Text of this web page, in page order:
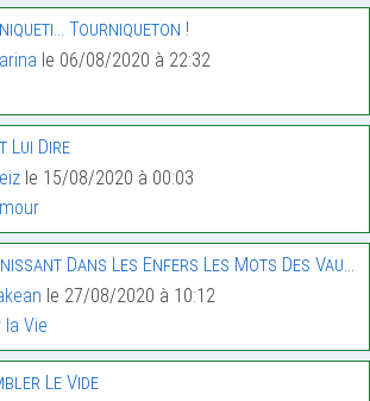
Tourniqueton !
le 06/08/2020 à 22:32
Lui Dire
le 15/08/2020 à 00:03
Dans Les Enfers Les Mots Des Vauriens
le 27/08/2020 à 10:12
la Vie
Le Vide